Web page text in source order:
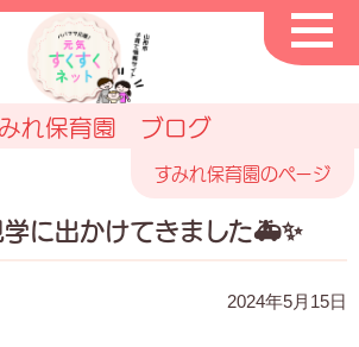
れ保育園 ブログ
すみれ保育園のページ
に出かけてきました🚑✨
2024年5月15日